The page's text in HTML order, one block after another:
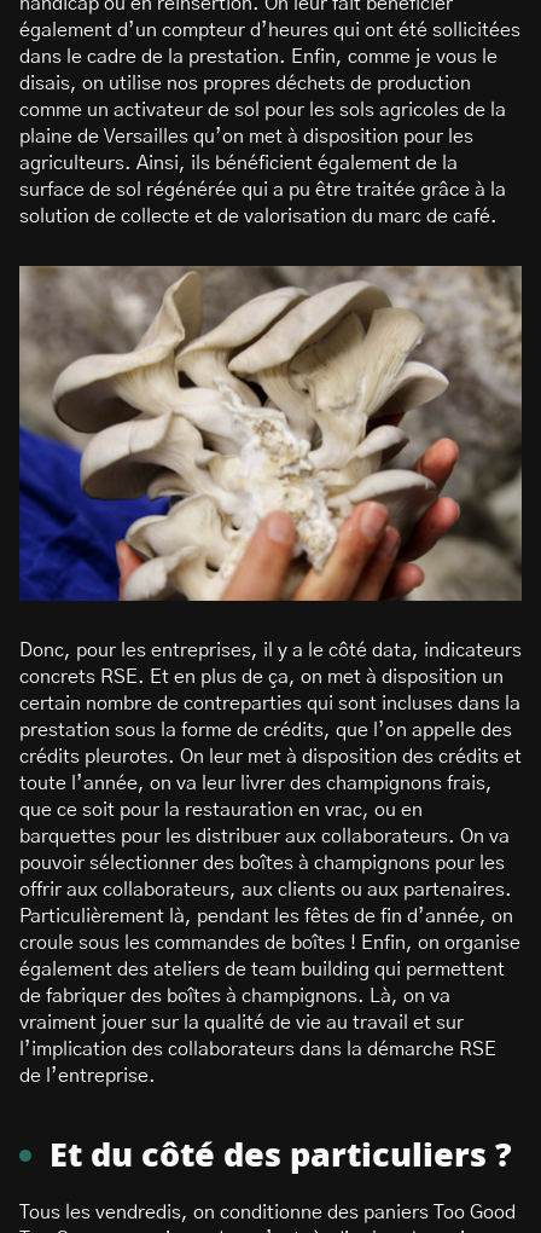
également d’un compteur d’heures qui ont été sollicitées
dans le cadre de la prestation. Enfin, comme je vous le
disais, on utilise nos propres déchets de production
comme un activateur de sol pour les sols agricoles de la
plaine de Versailles qu’on met à disposition pour les
agriculteurs. Ainsi, ils bénéficient également de la
surface de sol régénérée qui a pu être traitée grâce à la
solution de collecte et de valorisation du marc de café.
Donc, pour les entreprises, il y a le côté data, indicateurs
concrets RSE. Et en plus de ça, on met à disposition un
certain nombre de contreparties qui sont incluses dans la
prestation sous la forme de crédits, que l’on appelle des
crédits pleurotes. On leur met à disposition des crédits et
toute l’année, on va leur livrer des champignons frais,
que ce soit pour la restauration en vrac, ou en
barquettes pour les distribuer aux collaborateurs. On va
pouvoir sélectionner des boîtes à champignons pour les
offrir aux collaborateurs, aux clients ou aux partenaires.
Particulièrement là, pendant les fêtes de fin d’année, on
croule sous les commandes de boîtes ! Enfin, on organise
également des ateliers de team building qui permettent
de fabriquer des boîtes à champignons. Là, on va
vraiment jouer sur la qualité de vie au travail et sur
l’implication des collaborateurs dans la démarche RSE
de l’entreprise.
Et du côté des particuliers ?
Tous les vendredis, on conditionne des paniers Too Good